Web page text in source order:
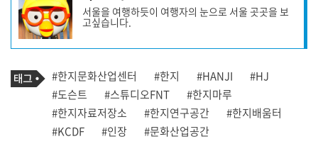
작
성
자
프
필
서울을 여행하듯이 여행자의 눈으로 서울 곳곳을 보
고싶습니다.
기
사
관
련
태
그
태
그
#한지문화산업센터 #한지 #HANJI
#HJ
#도슨트
#스튜디오FNT
#한지마루
#한지자료저장소
#한지연구공간
#한지배움터
#KCDF
#인장 #문화산업공간